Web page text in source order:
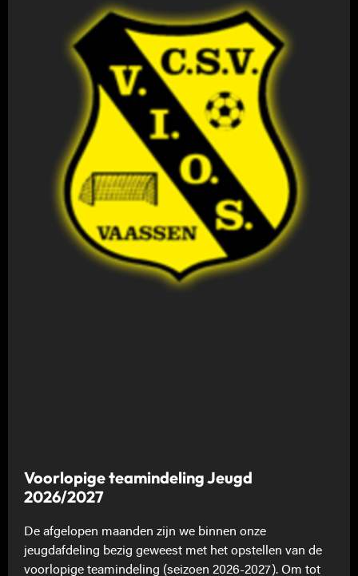
Voorlopige teamindeling Jeugd
2026/2027
De afgelopen maanden zijn we binnen onze
jeugdafdeling bezig geweest met het opstellen van de
voorlopige teamindeling (seizoen 2026-2027). Om tot